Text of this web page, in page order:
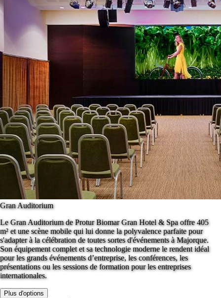
Gran Auditorium
Le Gran Auditorium de Protur Biomar Gran Hotel & Spa offre 405
m² et une scène mobile qui lui donne la polyvalence parfaite pour
s'adapter à la célébration de toutes sortes d'événements à Majorque.
Son équipement complet et sa technologie moderne le rendent idéal
pour les grands événements d’entreprise, les conférences, les
présentations ou les sessions de formation pour les entreprises
internationales.
Plus d'options